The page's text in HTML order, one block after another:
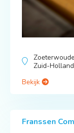
Zuid-Holland
Bekijk
Franssen